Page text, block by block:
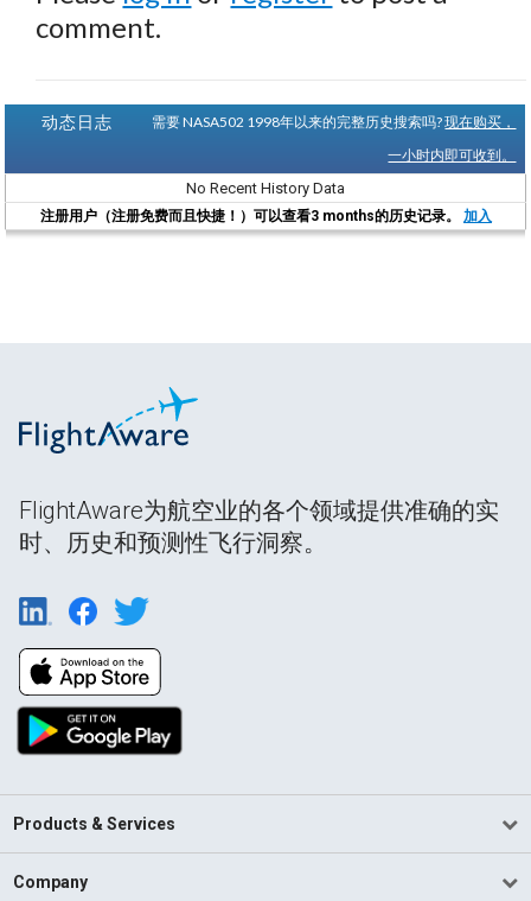
comment.
动态日志 需要 NASA502 1998年以来的完整历史搜索吗?现在购买，
一小时内即可收到。
No Recent History Data
注册用户（注册免费而且快捷！）可以查看3 months的历史记录。 加入
FlightAware为航空业的各个领域提供准确的实
时、历史和预测性飞行洞察。
Products & Services
Company